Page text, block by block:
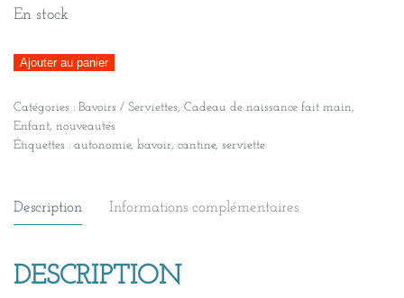
En stock
quantité
Serviette
élastiquée
éponge
/
Chevrons
Ajouter au panier
Catégories : Bavoirs / Serviettes, Cadeau de naissance fait main,
Enfant, nouveautés
Étiquettes : autonomie, bavoir, cantine, serviette
Description Informations complémentaires
DESCRIPTION